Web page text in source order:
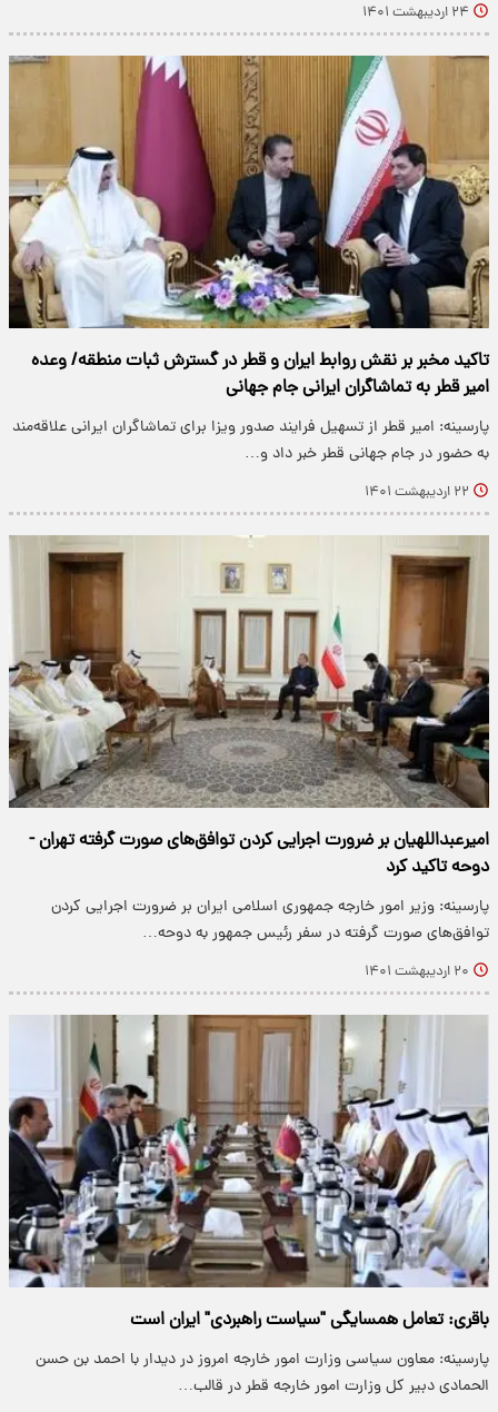
۲۴ اردیبهشت ۱۴۰۱
تاکید مخبر بر نقش روابط ایران و قطر در گسترش ثبات منطقه/ وعده
امیر قطر به تماشاگران ایرانی جام جهانی
پارسینه: امیر قطر از تسهیل فرایند صدور ویزا برای تماشاگران ایرانی علاقه‌مند
به حضور در جام جهانی قطر خبر داد و…
۲۲ اردیبهشت ۱۴۰۱
امیرعبداللهیان بر ضرورت اجرایی کردن توافق‌های صورت گرفته تهران -
دوحه تاکید کرد
پارسینه: وزیر امور خارجه جمهوری اسلامی ایران بر ضرورت اجرایی کردن
توافق‌های صورت گرفته در سفر رئیس جمهور به دوحه…
۲۰ اردیبهشت ۱۴۰۱
باقری: تعامل همسایگی "سیاست راهبردی" ایران است
پارسینه: معاون سیاسی وزارت امور خارجه امروز در دیدار با احمد بن حسن
الحمادی دبیر کل وزارت امور خارجه قطر در قالب…